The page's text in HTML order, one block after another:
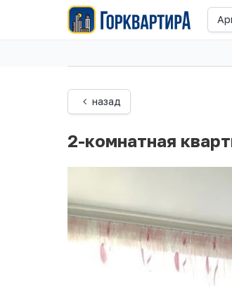
назад
2-комнатная